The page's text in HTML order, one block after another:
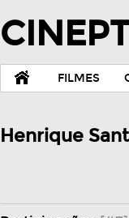
FILMES
Henrique